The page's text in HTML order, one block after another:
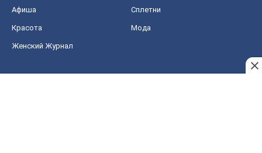
Афиша Сплетни
Красота Мода
Женский Журнал